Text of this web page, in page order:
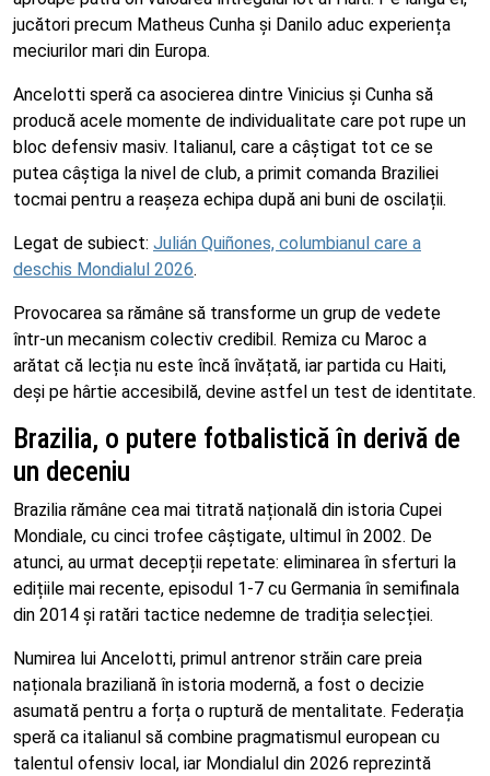
jucători precum Matheus Cunha și Danilo aduc experiența
meciurilor mari din Europa.
Ancelotti speră ca asocierea dintre Vinicius și Cunha să
producă acele momente de individualitate care pot rupe un
bloc defensiv masiv. Italianul, care a câștigat tot ce se
putea câștiga la nivel de club, a primit comanda Braziliei
tocmai pentru a reașeza echipa după ani buni de oscilații.
Legat de subiect: Julián Quiñones, columbianul care a
deschis Mondialul 2026.
Provocarea sa rămâne să transforme un grup de vedete
într-un mecanism colectiv credibil. Remiza cu Maroc a
arătat că lecția nu este încă învățată, iar partida cu Haiti,
deși pe hârtie accesibilă, devine astfel un test de identitate.
Brazilia, o putere fotbalistică în derivă de
un deceniu
Brazilia rămâne cea mai titrată națională din istoria Cupei
Mondiale, cu cinci trofee câștigate, ultimul în 2002. De
atunci, au urmat decepții repetate: eliminarea în sferturi la
edițiile mai recente, episodul 1-7 cu Germania în semifinala
din 2014 și ratări tactice nedemne de tradiția selecției.
Numirea lui Ancelotti, primul antrenor străin care preia
naționala braziliană în istoria modernă, a fost o decizie
asumată pentru a forța o ruptură de mentalitate. Federația
speră ca italianul să combine pragmatismul european cu
talentul ofensiv local, iar Mondialul din 2026 reprezintă